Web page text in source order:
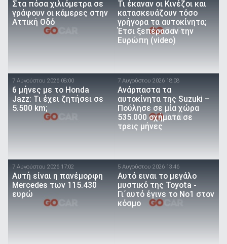
Στα πόσα χιλιόμετρα σε
γράφουν οι κάμερες στην
Αττική Οδό
Τι έκαναν οι Κινέζοι και
κατασκευάζουν τόσο
γρήγορα τα αυτοκίνητα;
Έτσι ξεπέρασαν την
Ευρώπη (video)
7 Αυγούστου 2026 08:00
6 μήνες με το Honda
Jazz: Τι έχει ζητήσει σε
5.500 km;
7 Αυγούστου 2026 18:08
Ανάρπαστα τα
αυτοκίνητα της Suzuki –
Πούλησε σε μία χώρα
535.000 οχήματα σε
τρεις μήνες
7 Αυγούστου 2026 17:02
Αυτή είναι η πανέμορφη
Mercedes των 115.430
ευρώ
5 Αυγούστου 2026 13:46
Αυτό ειναι τo μεγάλο
μυστικό της Toyota -
Γι΄αυτό έγινε το Νο1 στον
κόσμο